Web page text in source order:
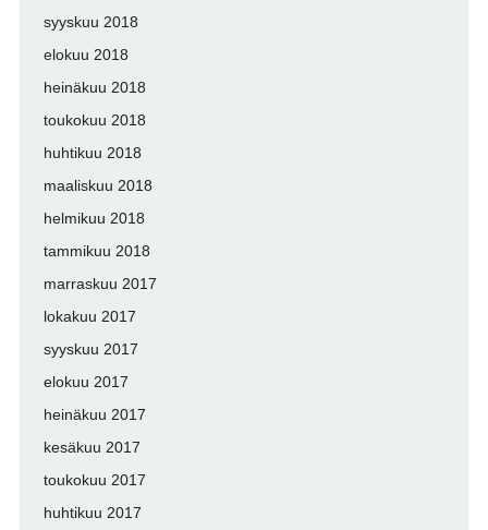
syyskuu 2018
elokuu 2018
heinäkuu 2018
toukokuu 2018
huhtikuu 2018
maaliskuu 2018
helmikuu 2018
tammikuu 2018
marraskuu 2017
lokakuu 2017
syyskuu 2017
elokuu 2017
heinäkuu 2017
kesäkuu 2017
toukokuu 2017
huhtikuu 2017